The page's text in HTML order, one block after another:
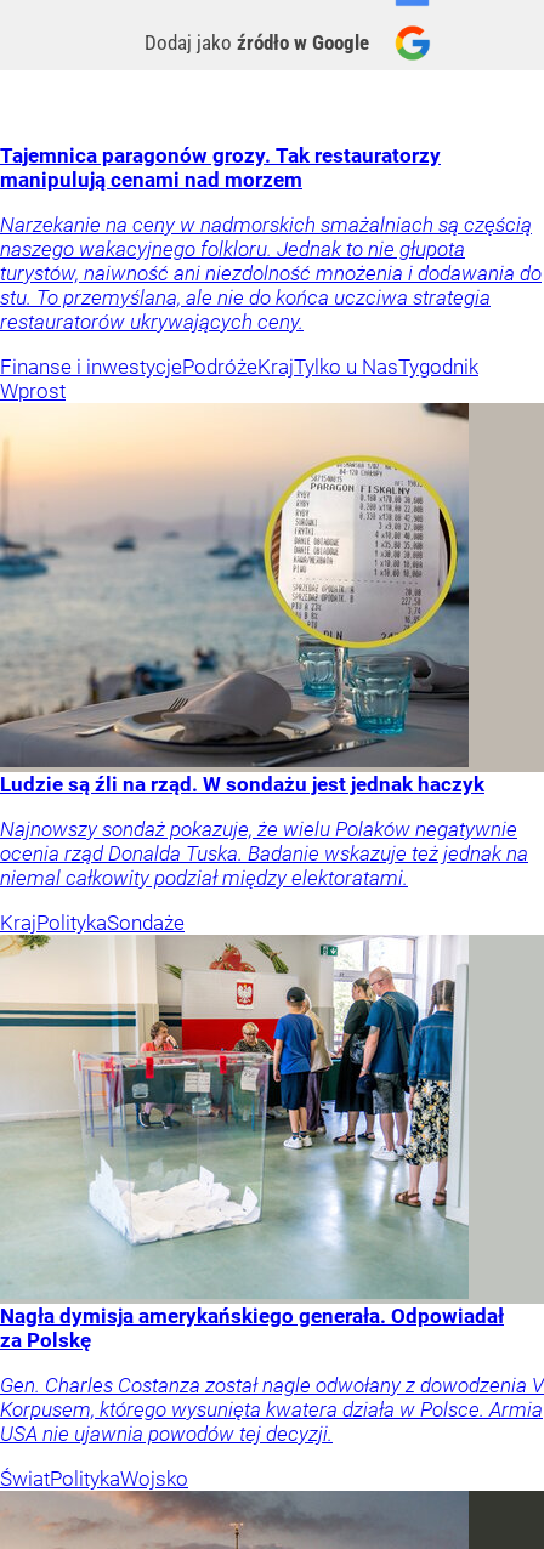
Dodaj jako źródło w Google
Tajemnica paragonów grozy. Tak restauratorzy
manipulują cenami nad morzem
Narzekanie na ceny w nadmorskich smażalniach są częścią
naszego wakacyjnego folkloru. Jednak to nie głupota
turystów, naiwność ani niezdolność mnożenia i dodawania do
stu. To przemyślana, ale nie do końca uczciwa strategia
restauratorów ukrywających ceny.
Finanse i inwestycjePodróżeKrajTylko u NasTygodnik
Wprost
Ludzie są źli na rząd. W sondażu jest jednak haczyk
Najnowszy sondaż pokazuje, że wielu Polaków negatywnie
ocenia rząd Donalda Tuska. Badanie wskazuje też jednak na
niemal całkowity podział między elektoratami.
KrajPolitykaSondaże
Nagła dymisja amerykańskiego generała. Odpowiadał
za Polskę
Gen. Charles Costanza został nagle odwołany z dowodzenia V
Korpusem, którego wysunięta kwatera działa w Polsce. Armia
USA nie ujawnia powodów tej decyzji.
ŚwiatPolitykaWojsko